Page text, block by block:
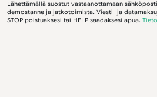
Lähettämällä suostut vastaanottamaan
demostanne ja jatkotoimista. Viesti- ja
STOP poistuaksesi tai HELP saadaksesi apua.